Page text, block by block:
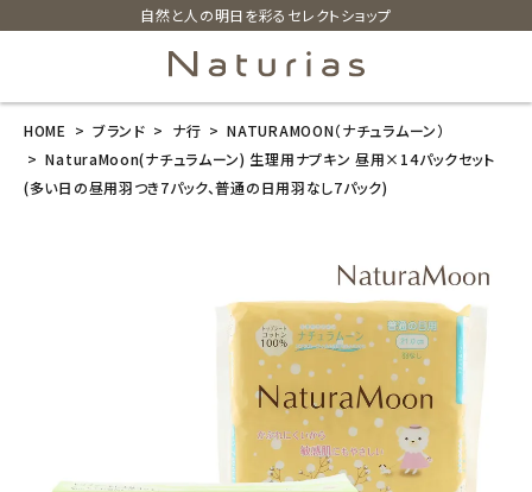
自然と人の明日を彩るセレクトショップ
search
HOME ブランド ナ行
NATURAMOON（ナチュラムーン）
NaturaMoon(ナチュラムーン) 生理用ナプキン 昼用×14パックセット
(多い日の昼用羽つき7パック、普通の日用羽なし7パック)